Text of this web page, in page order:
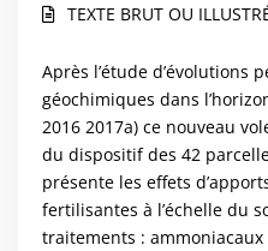
TEXTE BRUT OU
Après l’étude d’évolutions
géochimiques dans
2016 2017a) ce nouveau
du dispositif des 42
présente les effets
fertilisantes à l’échelle du
traitements :